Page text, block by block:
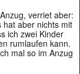
verriet aber:
hat aber nichts mit
ich zwei Kinder
rumlaufen kann.
mal so im Anzug